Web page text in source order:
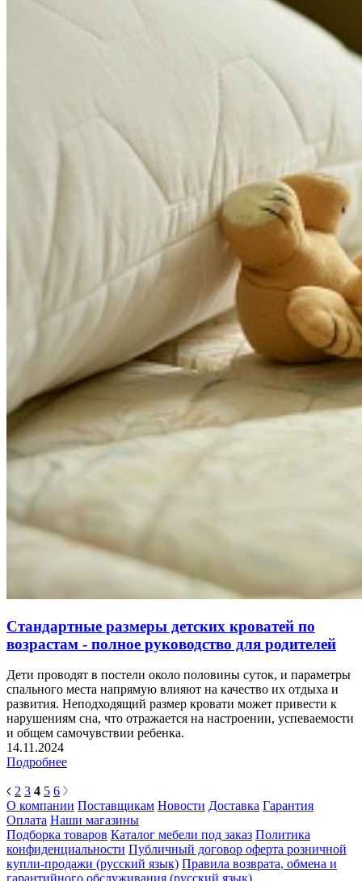
Стандартные размеры детских кроватей по
возрастам - полное руководство для родителей
Дети проводят в постели около половины суток, и параметры
спального места напрямую влияют на качество их отдыха и
развития. Неподходящий размер кровати может привести к
нарушениям сна, что отражается на настроении, успеваемости
и общем самочувствии ребенка.
14.11.2024
Подробнее
2 3 4 5 6
О компании Поставщикам Новости Доставка Гарантия
Оплата Наши магазины
Подборка товаров Каталог мебели под заказ Политика
конфиденциальности Публичный договор оферта розничной
купли-продажи (русский язык) Правила возврата, обмена и